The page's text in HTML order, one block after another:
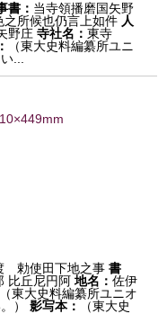
書： 当寺領播磨国矢野
之所候也仍言上如件 人
野庄 寺社名：東寺
（東大史料編纂所ユニ
...
勅使田下地之事書
比丘尼円阿 地名：佐伊
（東大史料編纂所ユニオ
）
影写本：
（東大史